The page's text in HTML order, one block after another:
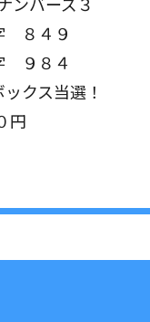
８４９
９８４
クス当選！
円